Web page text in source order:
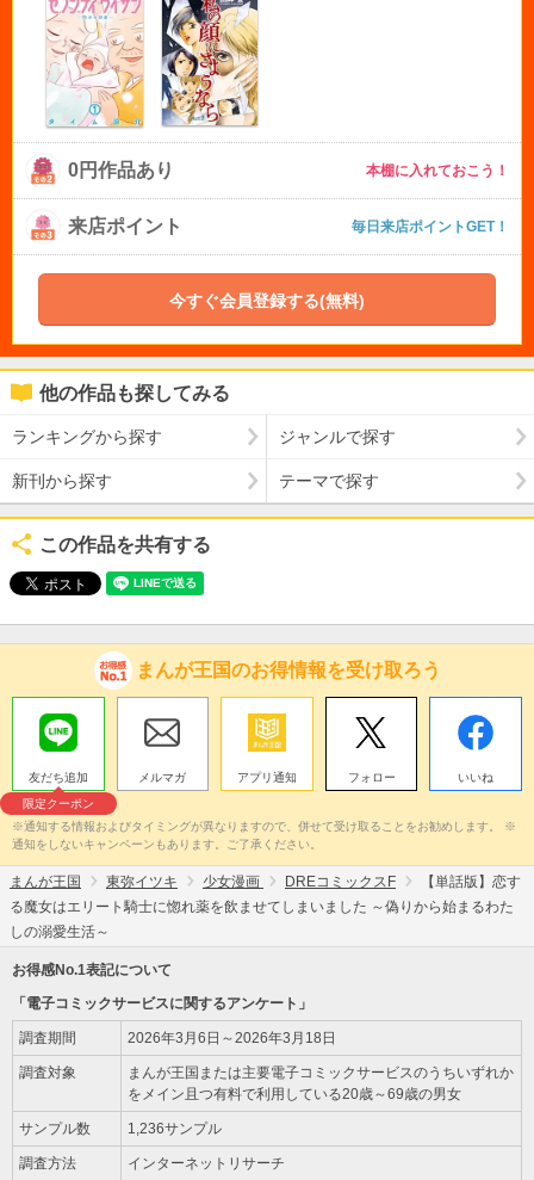
0円作品あり 本棚に入れておこう！
来店ポイント 毎日来店ポイントGET！
今すぐ会員登録する(無料)
他の作品も探してみる
ランキングから探す ジャンルで探す
新刊から探す テーマで探す
この作品を共有する
まんが王国のお得情報を受け取ろう
友だち追加
限定クーポン
メルマガ アプリ通知 フォロー いいね
※通知する情報およびタイミングが異なりますので、併せて受け取ることをお勧めします。 ※
通知をしないキャンペーンもあります。ご了承ください。
まんが王国 東弥イツキ 少女漫画 DREコミックスF
【単話版】恋す
る魔女はエリート騎士に惚れ薬を飲ませてしまいました ～偽りから始まるわた
しの溺愛生活～
お得感No.1表記について
「電子コミックサービスに関するアンケート」
調査期間 2026年3月6日～2026年3月18日
調査対象
まんが王国または主要電子コミックサービスのうちいずれか
をメイン且つ有料で利用している20歳～69歳の男女
サンプル数 1,236サンプル
調査方法 インターネットリサーチ